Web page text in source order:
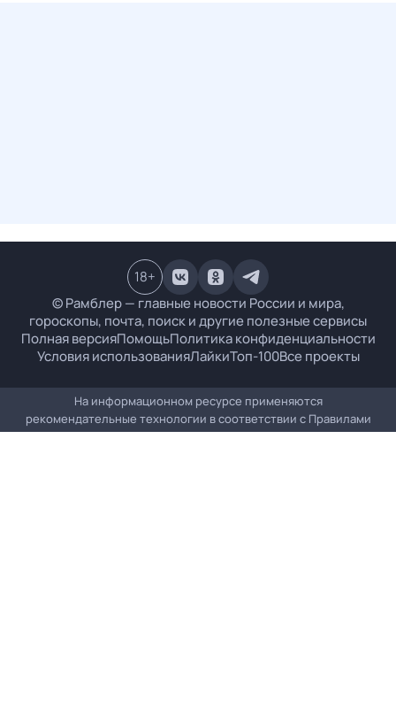
© Рамблер — главные новости России и мира,
гороскопы, почта, поиск и другие полезные сервисы
Полная версияПомощьПолитика конфиденциальности
Условия использованияЛайкиТоп-100Все проекты
18+
На информационном ресурсе применяются
рекомендательные технологии в соответствии с Правилами